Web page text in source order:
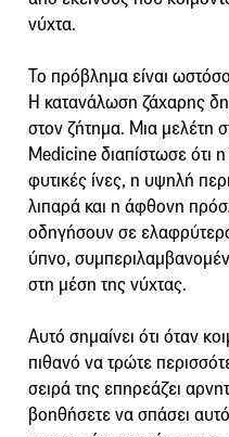
νύχτα.
Το πρόβλημα είναι
Η κατανάλωση ζάχαρης
στον ζήτημα. Μια μελέτη
Medicine διαπίστωσε ότι
φυτικές ίνες, η υψηλή
λιπαρά και η άφθονη
οδηγήσουν σε ελαφρύτερο
ύπνο,
στη μέση της νύχτας.
Αυτό σημαίνει ότι όταν
πιθανό να τρώτε
σειρά της επηρεάζει
βοηθήσετε να σπάσει